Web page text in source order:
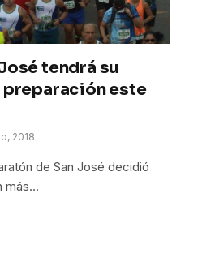
tendrá su
este
2018
de San José decidió
más…